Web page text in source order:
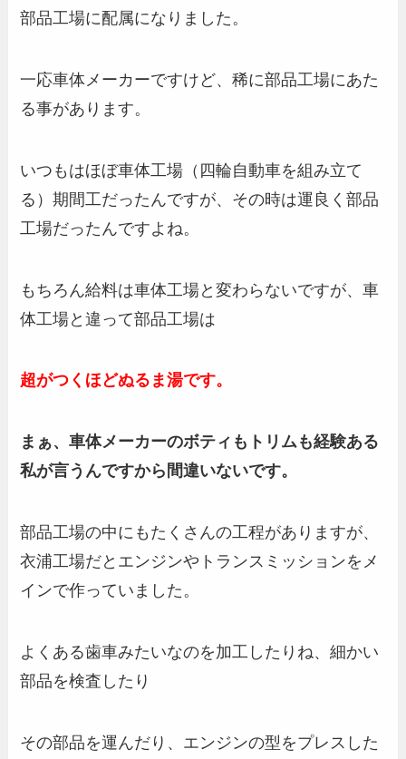
部品工場に配属になりました。
一応車体メーカーですけど、稀に部品工場にあた
る事があります。
いつもはほぼ車体工場（四輪自動車を組み立て
る）期間工だったんですが、その時は運良く部品
工場だったんですよね。
もちろん給料は車体工場と変わらないですが、車
体工場と違って部品工場は
超がつくほどぬるま湯です。
まぁ、車体メーカーのボティもトリムも経験ある
私が言うんですから間違いないです。
部品工場の中にもたくさんの工程がありますが、
衣浦工場だとエンジンやトランスミッションをメ
インで作っていました。
よくある歯車みたいなのを加工したりね、細かい
部品を検査したり
その部品を運んだり、エンジンの型をプレスした